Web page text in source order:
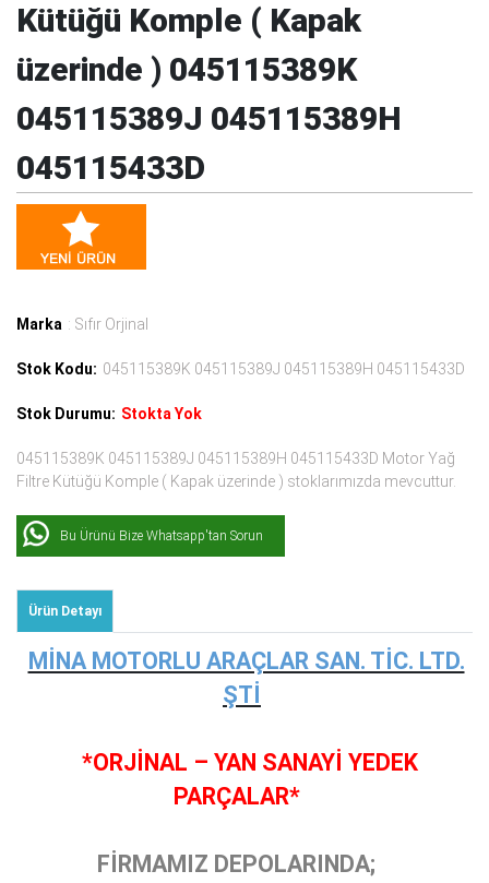
Kütüğü Komple ( Kapak
üzerinde ) 045115389K
045115389J 045115389H
045115433D
Marka : Sıfır Orjinal
Stok Kodu: 045115389K 045115389J 045115389H 045115433D
Stok Durumu: Stokta Yok
045115389K 045115389J 045115389H 045115433D Motor Yağ
Filtre Kütüğü Komple ( Kapak üzerinde ) stoklarımızda mevcuttur.
Bu Ürünü Bize Whatsapp'tan Sorun
Ürün Detayı
MİNA MOTORLU ARAÇLAR SAN. TİC. LTD.
ŞTİ
*ORJİNAL – YAN SANAYİ YEDEK
PARÇALAR*
FİRMAMIZ DEPOLARINDA;